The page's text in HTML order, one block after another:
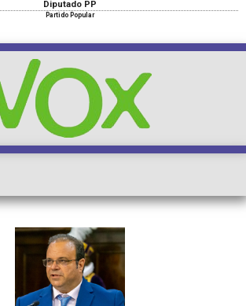
Diputado PP
Partido Popular